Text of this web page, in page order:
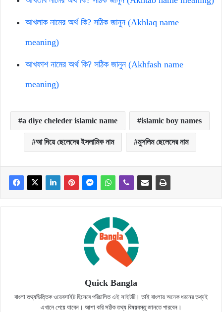
আখলাক নামের অর্থ কি? সঠিক জানুন (Akhlaq name
meaning)
আখফাশ নামের অর্থ কি? সঠিক জানুন (Akhfash name
meaning)
a diye cheleder islamic name islamic boy names
আ দিয়ে ছেলেদের ইসলামিক নাম মুসলিম ছেলেদের নাম
Quick Bangla
বাংলা তথ্যভিত্তিক ওয়েবসাইট হিসেবে পরিচালিত এই সাইটটি। তাই বাংলায় অনেক ধরনের তথ্যই
এখানে পেয়ে যাবেন। আশা করি সঠিক তথ্য বিষয়বস্তু জানতে পারবেন।